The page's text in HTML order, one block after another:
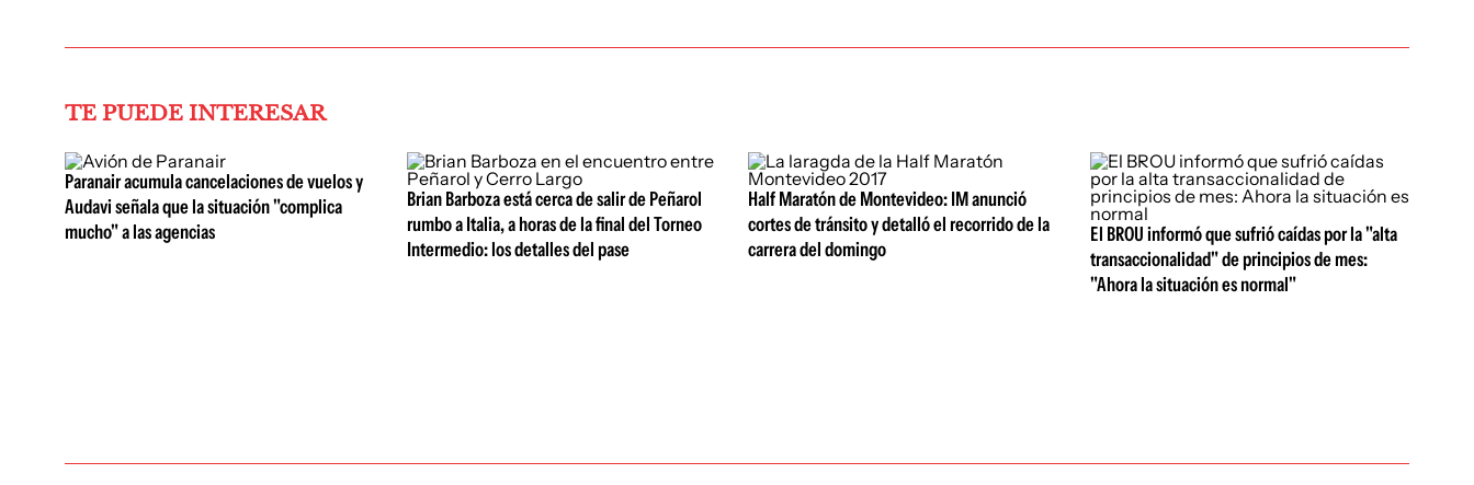
TE PUEDE INTERESAR
Paranair acumula cancelaciones de vuelos y
Audavi señala que la situación "complica
mucho" a las agencias
Brian Barboza está cerca de salir de Peñarol
rumbo a Italia, a horas de la final del Torneo
Intermedio: los detalles del pase
Half Maratón de Montevideo: IM anunció
cortes de tránsito y detalló el recorrido de la
carrera del domingo
El BROU informó que sufrió caídas por la "alta
transaccionalidad" de principios de mes:
"Ahora la situación es normal"